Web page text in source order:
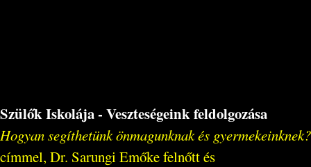
Szülők Iskolája - Veszteségeink feldolgozása
Hogyan segíthetünk önmagunknak és gyermekeinknek?
címmel, Dr. Sarungi Emőke felnőtt és